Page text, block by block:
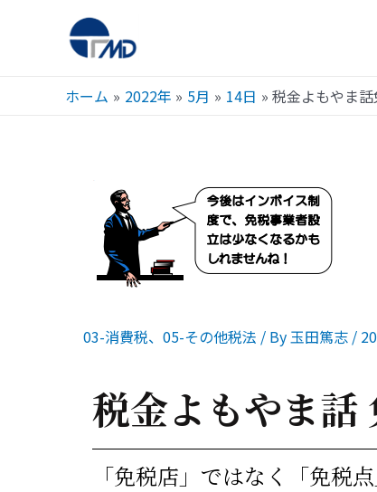
ホーム 2022年 5月 14日 税金よもやま
03-消費税、 05-その他税法 / By玉田篤志 /
税金よもやま話
「免税店」ではなく「免税点